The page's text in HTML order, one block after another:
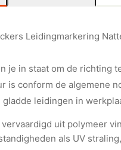
Leidingmarkering
je in staat om de richting
is conform de algemene
leidingen in
uit polymeer
als UV